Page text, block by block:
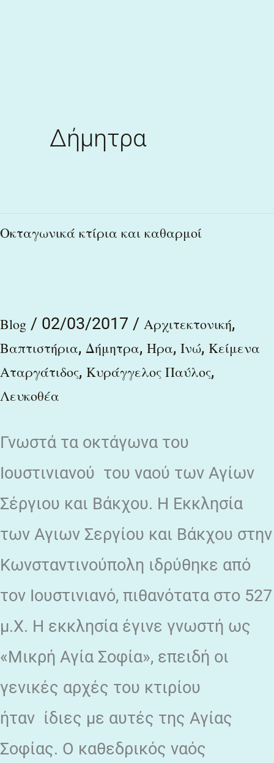
Δήμητρα
Οκταγωνικά κτίρια και καθαρμοί
Blog / 02/03/2017 / Αρχιτεκτονική,
Βαπτιστήρια, Δήμητρα, Ηρα, Ινώ, Κείμενα
Αταργάτιδος, Κυράγγελος Παύλος,
Λευκοθέα
Γνωστά τα οκτάγωνα του
Iουστινιανού του ναού των Αγίων
Σέργιου και Bάκχου. Η Εκκλησία
των Αγιων Σεργίου και Βάκχου στην
Κωνσταντινούπολη ιδρύθηκε από
τον Ιουστινιανό, πιθανότατα στο 527
μ.Χ. Η εκκλησία έγινε γνωστή ως
«Μικρή Αγία Σοφία», επειδή οι
γενικές αρχές του κτιρίου
ήταν ίδιες με αυτές της Αγίας
Σοφίας. Ο καθεδρικός ναός
Οκταγωνικά